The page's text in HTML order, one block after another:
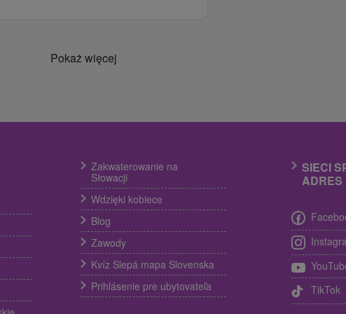
Pokaż więcej
Zakwaterowanie na
Słowacji
Wdzięki kobiece
Blog
Zawody
Kvíz Slepá mapa Slovenska
Prihlásenie pre ubytovateľa
SIECI
ADRES
TikTok